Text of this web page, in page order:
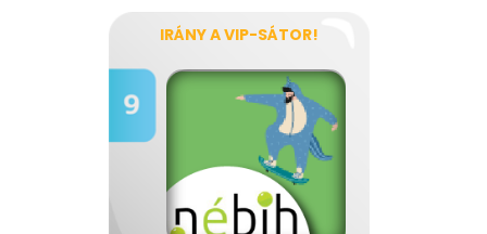
IRÁNY A VIP-SÁTOR!